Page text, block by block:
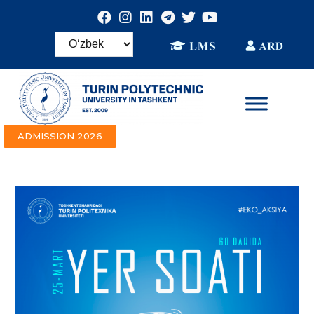
ADMISSION 2026